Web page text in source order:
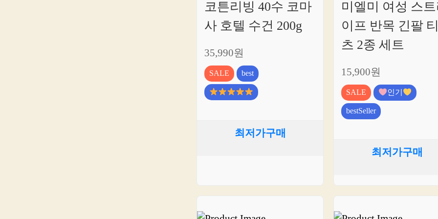
코튼리빙 40수 코마
사 호텔 수건 200g
35,990원
SALE best
최저가구매
미엘미 여성 스
이프 반목 긴팔
츠 2종 세트
15,900원
SALE
인기
bestSeller
최저가구매